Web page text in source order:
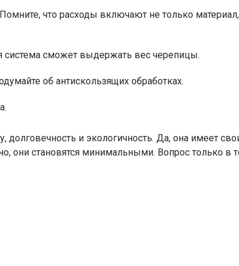
что расходы включают не только
система сможет выдержать вес черепицы.
об антискользящих обработках.
долговечность и экологичность. Да, она имеет
они становятся минимальными. Вопрос только в